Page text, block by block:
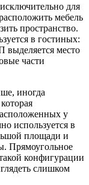
для
мебель
пространство.
в гостиных:
выделяется место
части
иногда
у
используется в
площади и
Прямоугольное
конфигурации
слишком